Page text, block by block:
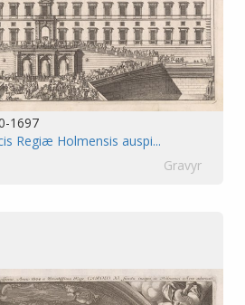
1697
Regiæ Holmensis auspi...
Gravyr